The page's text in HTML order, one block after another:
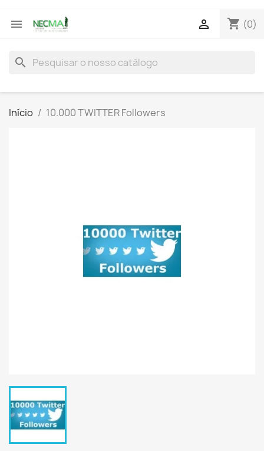
 shopping_cart (0)

search
Início 10.000 TWITTER Followers